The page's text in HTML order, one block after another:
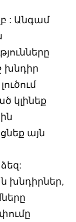
: Անգամ
խնդիր
կլինեք
այն
խնդիրներ,